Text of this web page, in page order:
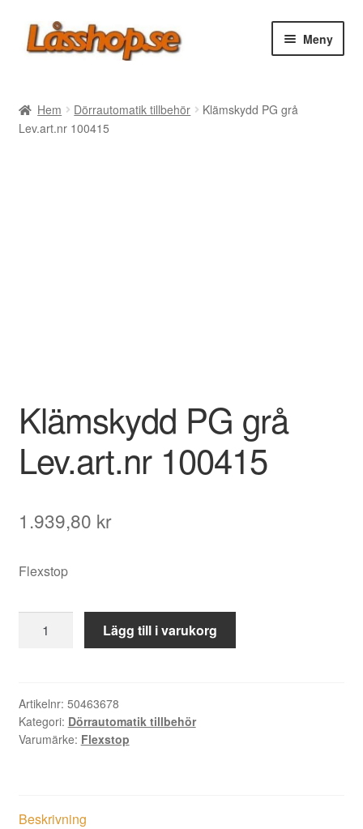
Hoppa
till
Hoppa
till
Meny
Rea
Hem Dörrautomatik tillbehör
Klämskydd PG grå
Lev.art.nr 100415
Klämskydd PG grå
Lev.art.nr 100415
1.939,80 kr
Flexstop
100415
mängd
Lägg till i varukorg
Artikelnr: 50463678
Kategori: Dörrautomatik tillbehör
Varumärke: Flexstop
Beskrivning